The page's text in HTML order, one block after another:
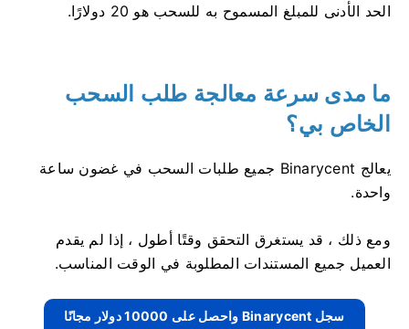
الحد الأدنى للمبلغ المسموح به للسحب هو 20 دولارًا.
ما مدى سرعة معالجة طلب السحب
الخاص بي؟
يعالج Binarycent جميع طلبات السحب في غضون ساعة
واحدة.
ومع ذلك ، قد يستغرق التحقق وقتًا أطول ، إذا لم يقدم
العميل جميع المستندات المطلوبة في الوقت المناسب.
سجل Binarycent واحصل على 10000 دولار مجانًا